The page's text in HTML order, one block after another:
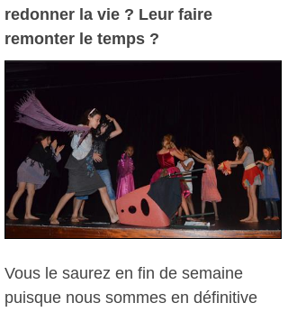
redonner la vie ? Leur faire
remonter le temps ?
Vous le saurez en fin de semaine
puisque nous sommes en définitive